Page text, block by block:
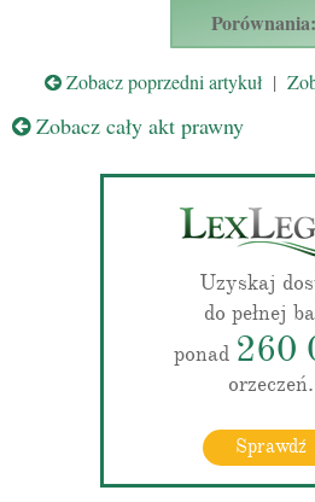
Zobacz poprzedni artykuł |
Zobacz cały akt prawny
Uzyskaj
do pełnej
ponad 260
orzeczeń.
Sprawdź